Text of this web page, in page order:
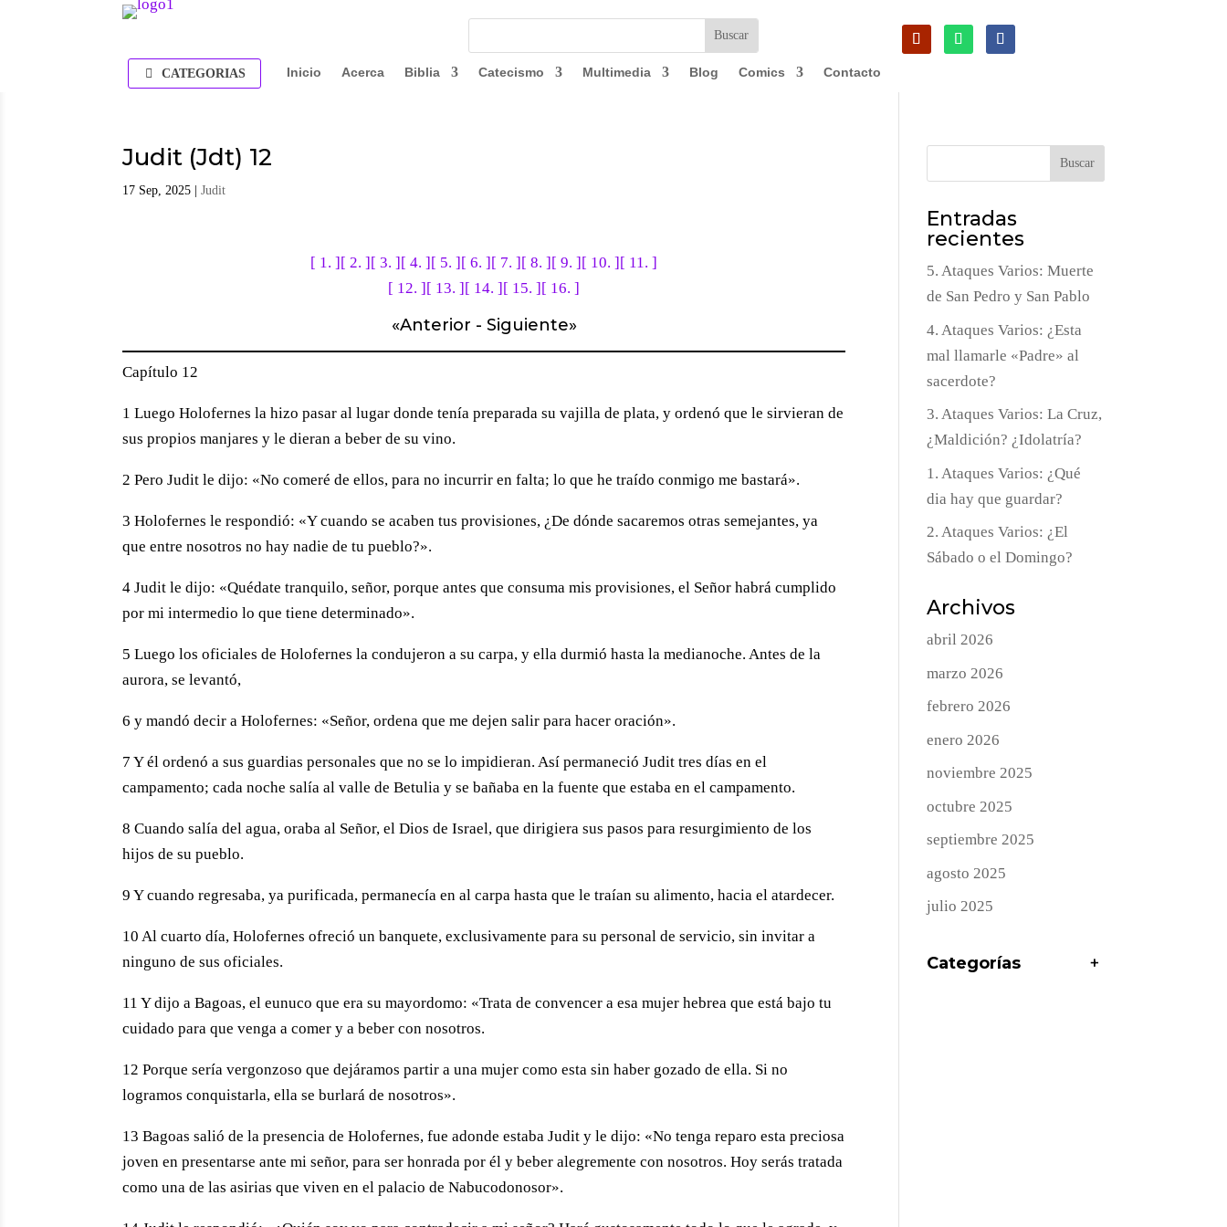
CATEGORIAS Inicio Acerca Biblia Catecismo Multimedia Blog Comics Contacto
Judit (Jdt) 12
17 Sep, 2025 |Judit
[ 1. ] [ 2. ] [ 3. ] [ 4. ] [ 5. ] [ 6. ] [ 7. ] [ 8. ] [ 9. ] [ 10. ] [ 11. ]
[ 12. ] [ 13. ] [ 14. ] [ 15. ] [ 16. ]
«Anterior - Siguiente»
Capítulo 12
1 Luego Holofernes la hizo pasar al lugar donde tenía preparada su vajilla de plata, y ordenó que le sirvieran de
sus propios manjares y le dieran a beber de su vino.
2 Pero Judit le dijo: «No comeré de ellos, para no incurrir en falta; lo que he traído conmigo me bastará».
3 Holofernes le respondió: «Y cuando se acaben tus provisiones, ¿De dónde sacaremos otras semejantes, ya
que entre nosotros no hay nadie de tu pueblo?».
4 Judit le dijo: «Quédate tranquilo, señor, porque antes que consuma mis provisiones, el Señor habrá cumplido
por mi intermedio lo que tiene determinado».
5 Luego los oficiales de Holofernes la condujeron a su carpa, y ella durmió hasta la medianoche. Antes de la
aurora, se levantó,
6 y mandó decir a Holofernes: «Señor, ordena que me dejen salir para hacer oración».
7 Y él ordenó a sus guardias personales que no se lo impidieran. Así permaneció Judit tres días en el
campamento; cada noche salía al valle de Betulia y se bañaba en la fuente que estaba en el campamento.
8 Cuando salía del agua, oraba al Señor, el Dios de Israel, que dirigiera sus pasos para resurgimiento de los
hijos de su pueblo.
9 Y cuando regresaba, ya purificada, permanecía en al carpa hasta que le traían su alimento, hacia el atardecer.
10 Al cuarto día, Holofernes ofreció un banquete, exclusivamente para su personal de servicio, sin invitar a
ninguno de sus oficiales.
11 Y dijo a Bagoas, el eunuco que era su mayordomo: «Trata de convencer a esa mujer hebrea que está bajo tu
cuidado para que venga a comer y a beber con nosotros.
12 Porque sería vergonzoso que dejáramos partir a una mujer como esta sin haber gozado de ella. Si no
logramos conquistarla, ella se burlará de nosotros».
13 Bagoas salió de la presencia de Holofernes, fue adonde estaba Judit y le dijo: «No tenga reparo esta preciosa
joven en presentarse ante mi señor, para ser honrada por él y beber alegremente con nosotros. Hoy serás tratada
como una de las asirias que viven en el palacio de Nabucodonosor».
Buscar
Entradas
recientes
5. Ataques Varios: Muerte
de San Pedro y San Pablo
4. Ataques Varios: ¿Esta
mal llamarle «Padre» al
sacerdote?
3. Ataques Varios: La Cruz,
¿Maldición? ¿Idolatría?
1. Ataques Varios: ¿Qué
dia hay que guardar?
2. Ataques Varios: ¿El
Sábado o el Domingo?
Archivos
abril 2026
marzo 2026
febrero 2026
enero 2026
noviembre 2025
octubre 2025
septiembre 2025
agosto 2025
julio 2025
Categorías +